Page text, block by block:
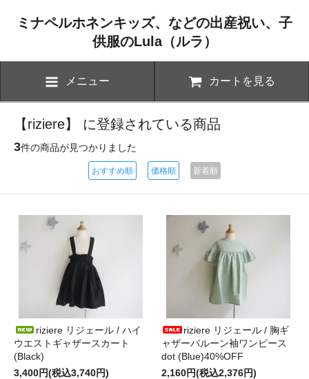
ミナペルホネンキッズ、などの出産祝い、子
供服のLula（ルラ）
メニュー カートを見る
【riziere】 に登録されている商品
3件の商品が見つかりました
おすすめ順 価格順 新着順
riziere リジェール / ハイ
ウエストギャザースカート
(Black)
3,400円(税込3,740円)
riziere リジェール / 胸ギ
ャザーバルーン袖ワンピース
dot (Blue)40%OFF
2,160円(税込2,376円)